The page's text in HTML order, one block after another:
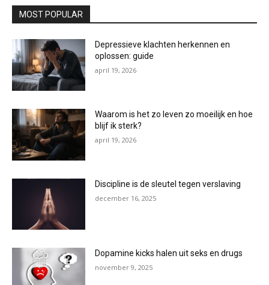
MOST POPULAR
Depressieve klachten herkennen en
oplossen: guide
april 19, 2026
Waarom is het zo leven zo moeilijk en hoe
blijf ik sterk?
april 19, 2026
Discipline is de sleutel tegen verslaving
december 16, 2025
Dopamine kicks halen uit seks en drugs
november 9, 2025